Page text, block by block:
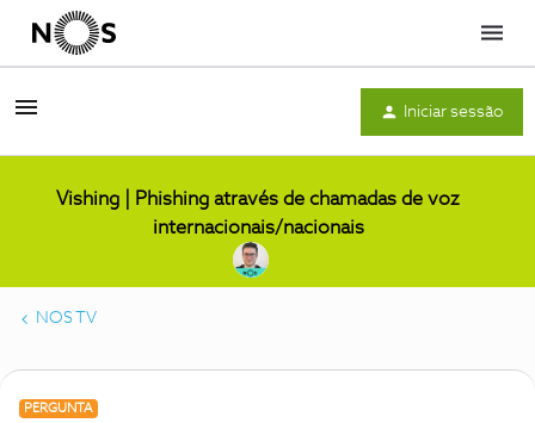
Menu
Iniciar sessão
Vishing | Phishing através de chamadas de voz
internacionais/nacionais
NOS TV
PERGUNTA